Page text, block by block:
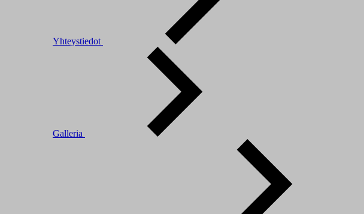
Yhteystiedot
Galleria